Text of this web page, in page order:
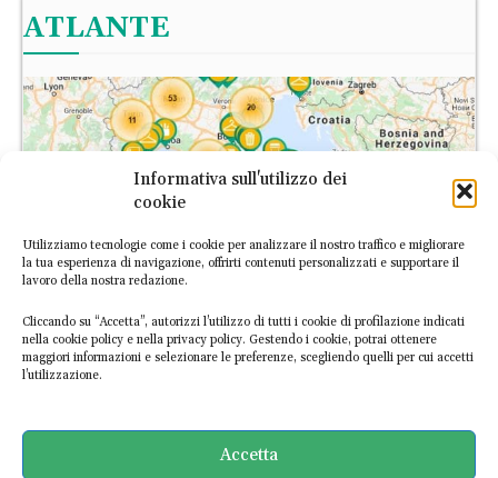
Informativa sull'utilizzo dei
cookie
Utilizziamo tecnologie come i cookie per analizzare il nostro traffico e migliorare
la tua esperienza di navigazione, offrirti contenuti personalizzati e supportare il
lavoro della nostra redazione.
Cliccando su “Accetta”, autorizzi l’utilizzo di tutti i cookie di profilazione indicati
nella cookie policy e nella privacy policy. Gestendo i cookie, potrai ottenere
maggiori informazioni e selezionare le preferenze, scegliendo quelli per cui accetti
l’utilizzazione.
Accetta
ATLANTE
digitale dedicata alle imprese italiane circolari. Scopri le